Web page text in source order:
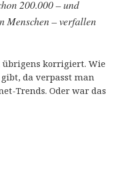
200.000 – und
Menschen – verfallen
übrigens korrigiert. Wie
gibt, da verpasst man
Trends. Oder war das